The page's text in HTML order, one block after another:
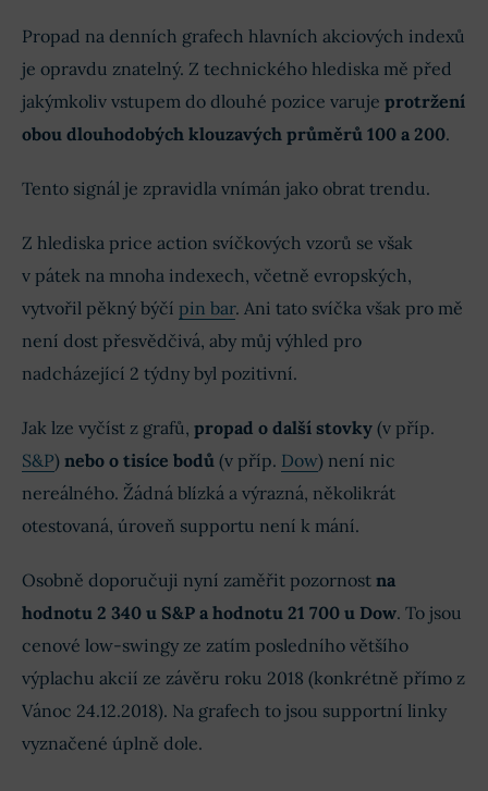
Propad na denních grafech hlavních akciových indexů
je opravdu znatelný. Z technického hlediska mě před
jakýmkoliv vstupem do dlouhé pozice varuje protržení
obou dlouhodobých klouzavých průměrů 100 a 200.
Tento signál je zpravidla vnímán jako obrat trendu.
Z hlediska price action svíčkových vzorů se však
v pátek na mnoha indexech, včetně evropských,
vytvořil pěkný býčí pin bar. Ani tato svíčka však pro mě
není dost přesvědčivá, aby můj výhled pro
nadcházející 2 týdny byl pozitivní.
Jak lze vyčíst z grafů, propad o další stovky (v příp.
S&P) nebo o tisíce bodů (v příp. Dow) není nic
nereálného. Žádná blízká a výrazná, několikrát
otestovaná, úroveň supportu není k mání.
Osobně doporučuji nyní zaměřit pozornost na
hodnotu 2 340 u S&P a hodnotu 21 700 u Dow. To jsou
cenové low-swingy ze zatím posledního většího
výplachu akcií ze závěru roku 2018 (konkrétně přímo z
Vánoc 24.12.2018). Na grafech to jsou supportní linky
vyznačené úplně dole.